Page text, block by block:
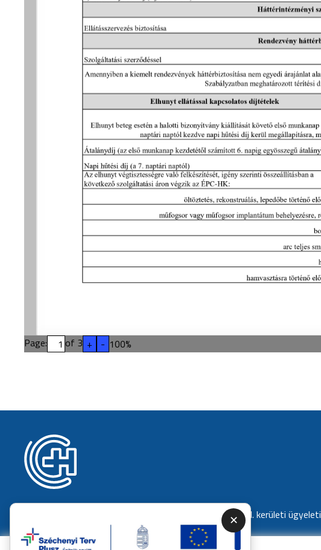
Page: of 3 + - 100%
BP VI. kerületi
✕